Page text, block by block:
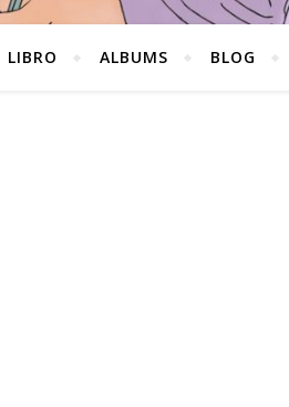
LIBRO ALBUMS BLOG